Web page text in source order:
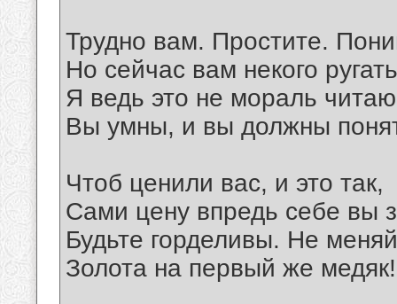
Трудно вам. Простите.
Но сейчас вам некого
Я ведь это не мораль
Вы умны, и вы должны
Чтоб ценили вас, и это так,
Сами цену впредь себе вы
Будьте горделивы. Не
Золота на первый же медяк!